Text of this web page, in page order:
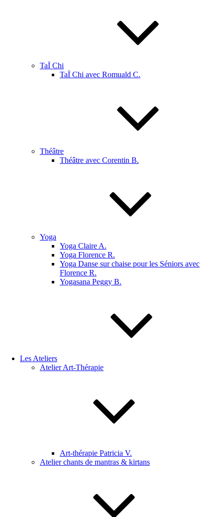
TaÏ Chi
TaÏ Chi avec Romuald C.
Théâtre
Théâtre avec Corentin B.
Yoga
Yoga Claire A.
Yoga Florence R.
Yoga Danse sur chaise pour les Séniors avec
Florence R.
Yogasana Peggy B.
Les Ateliers
Atelier Art-Thérapie
Art-thérapie Patricia V.
Atelier chants de mantras & kirtans